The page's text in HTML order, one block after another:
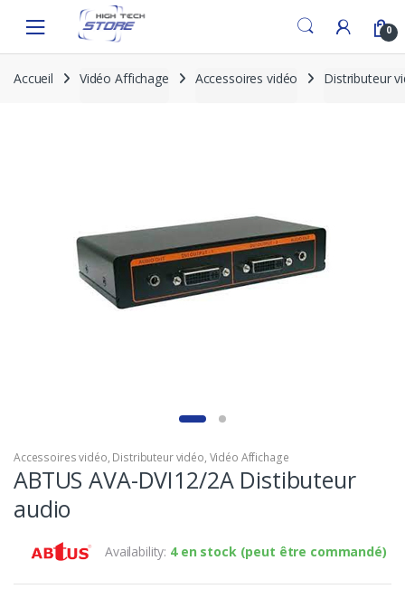
navigation
content
0
Accueil Vidéo Affichage Accessoires vidéo Distributeur
Accessoires vidéo, Distributeur vidéo, Vidéo Affichage
ABTUS AVA-DVI12/2A Distibuteur
audio
Availability: 4 en stock (peut être commandé)